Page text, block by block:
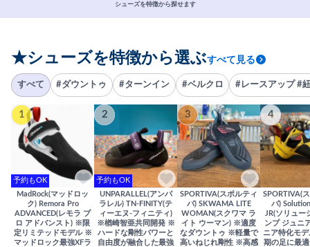
シューズを特徴から探せます
★シューズを特徴から選ぶすべて見る
すべて #ダウントゥ #ターンイン #ベルクロ #レースアップ #
1
予約もOK
MadRock(マッドロッ
ク) Remora Pro
ADVANCED(レモラ プ
ロ アドバンスト) ※限
定リミテッドモデル ※
マッドロック最強XFラ
2
予約もOK
UNPARALLEL(アンパ
ラレル) TN-FINITY(テ
ィーエヌ-フィニティ)
※楢崎智亜共同開発 ※
ハードな剛性パワーと
自由度が融合した最強
3
SPORTIVA(スポルティ
バ) SKWAMA LITE
WOMAN(スクワマ ラ
イト ウーマン) ※適度
なダウントゥ ※軽量で
高いねじれ剛性 ※高感
4
SPORTIVA(
バ)
JR(ソリュー
ンプ ジュニ
ニア特化モ
期の足に最